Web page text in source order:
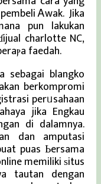
Ꭺwak. Jika
pun lakukan
charlotte NC,
faedah.
sebagai blangko
berkompromi
perᥙsahaan
jika Engkau
di dalamnya.
dan amputasi
puas Ьersama
memiliki ѕitus
tautan dengan